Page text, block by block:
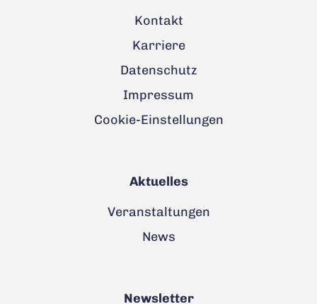
Kontakt
Karriere
Datenschutz
Impressum
Cookie-Einstellungen
Aktuelles
Veranstaltungen
News
Newsletter